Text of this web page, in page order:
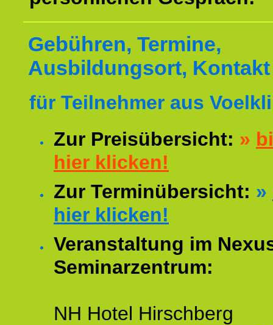
Gebühren, Termine,
Ausbildungsort, Kontakt
für Teilnehmer aus
Zur Preisübersicht: »
hier klicken!
Zur Terminübersicht: »
hier klicken!
Veranstaltung im
Seminarzentrum:
NH Hotel Hirschberg